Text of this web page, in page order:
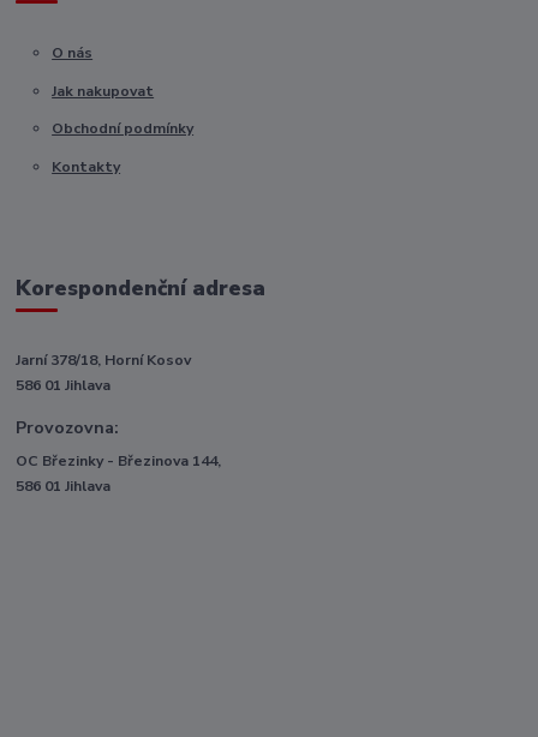
O nás
Jak nakupovat
Obchodní podmínky
Kontakty
Korespondenční adresa
Jarní 378/18, Horní Kosov
586 01 Jihlava
Provozovna:
OC Březinky - Březinova 144,
586 01 Jihlava